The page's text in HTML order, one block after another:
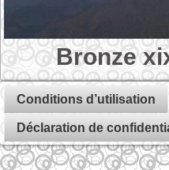
Bronze
Conditions d’utilisation
Déclaration de